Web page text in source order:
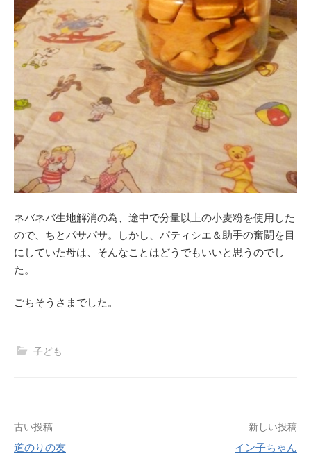
ネバネバ生地解消の為、途中で分量以上の小麦粉を使用した
ので、ちとパサパサ。しかし、パティシエ＆助手の奮闘を目
にしていた母は、そんなことはどうでもいいと思うのでし
た。
ごちそうさまでした。
子ども
投
古い投稿
道のりの友
新しい投稿
イン子ちゃん